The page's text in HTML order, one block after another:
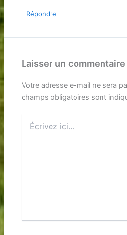
Répondre
Laisser un commentaire
Votre adresse e-mail ne sera
champs obligatoires sont
ici…